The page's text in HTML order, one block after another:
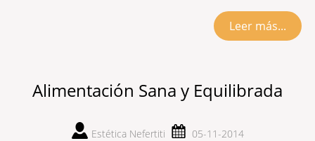
Leer más...
Alimentación Sana y Equilibrada
Estética Nefertiti 05-11-2014